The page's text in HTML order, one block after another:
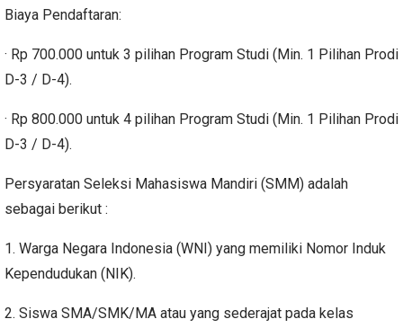
Biaya Pendaftaran:
· Rp 700.000 untuk 3 pilihan Program Studi (Min. 1 Pilihan Prodi
D-3 / D-4).
· Rp 800.000 untuk 4 pilihan Program Studi (Min. 1 Pilihan Prodi
D-3 / D-4).
Persyaratan Seleksi Mahasiswa Mandiri (SMM) adalah
sebagai berikut :
1. Warga Negara Indonesia (WNI) yang memiliki Nomor Induk
Kependudukan (NIK).
2. Siswa SMA/SMK/MA atau yang sederajat pada kelas